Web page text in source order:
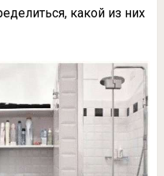
какой из них